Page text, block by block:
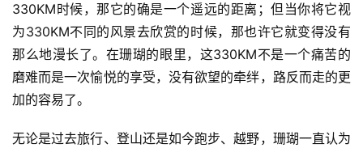
330KM时候，那它的确是一个遥远的距离；但当你将它视
为330KM不同的风景去欣赏的时候，那也许它就变得没有
那么地漫长了。在珊瑚的眼里，这330KM不是一个痛苦的
磨难而是一次愉悦的享受，没有欲望的牵绊，路反而走的更
加的容易了。
无论是过去旅行、登山还是如今跑步、越野，珊瑚一直认为